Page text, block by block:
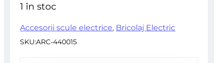
1 în stoc
Accesorii scule electrice, Bricolaj Electric
SKU:ARC-440015